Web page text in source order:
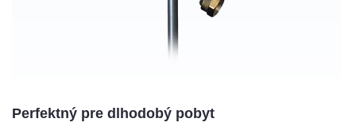
Perfektný pre dlhodobý pobyt